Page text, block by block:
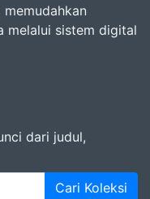
melalui sistem digital
dari judul,
Cari Koleksi